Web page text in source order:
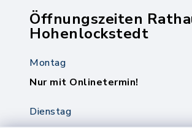
Öffnungszeiten
Hohenlockstedt
Montag
Nur mit Onlinetermin!
Dienstag